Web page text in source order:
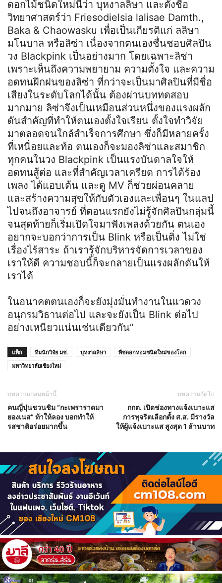
ดอกไม้ชนิดใหม่นี้ว่า บุหงาลลิษา และตั้งชื่อ
วิทยาศาสตร์ว่า Friesodielsia lalisae Damth.,
Baka & Chaowasku เพื่อเป็นเกียรติแก่ ลลิษา
มโนบาล หรือลิซ่า เนื่องจากตนเองชื่นชอบศิลปิน
วง Blackpink เป็นอย่างมาก โดยเฉพาะลิซ่า
เพราะเห็นถึงความพยายาม ความตั้งใจ และความ
อดทนฝึกฝนของลิซ่า ที่กว่าจะเป็นมาศิลปินที่มีชื่อ
เสียงในระดับโลกได้นั้น ต้องผ่านบททดสอบ
มากมาย ลิซ่าจึงเป็นเหมือนส่วนหนึ่งของแรงผลัก
ดันสำคัญที่ทำให้ตนเองตั้งใจเรียน ตั้งใจทำวิจัย
มาตลอดจนใกล้สำเร็จการศึกษา ซึ่งก็มีหลายครั้ง
ที่เหนื่อยและท้อ ตนเองก็จะมองลิซ่าและสมาชิก
ทุกคนในวง Blackpink เป็นแรงบันดาลใจให้
อดทนสู้ต่อ และที่สำคัญเวลาเครียด การได้ร้อง
เพลง ได้แอบเต้น และดู MV ก็ช่วยผ่อนคลาย
และสร้างความสุขให้กับตัวเองและเพื่อนๆ ในแลป
ไปจนถึงอาจารย์ ที่ตอนแรกยังไม่รู้จักศิลปินกลุ่มนี้
จนสุดท้ายก็เริ่มเปิดใจมาฟังเพลงด้วยกัน ตนเอง
อยากจะบอกว่าการเป็น Blink หรือเป็นติ่ง ไม่ใช่
เรื่องไร้สาระ ถ้าเรารู้จักบริหารจัดการเวลาของ
เราให้ดี ความชอบนี้ก็จะกลายเป็นแรงผลักดันให้
เราได้
ในอนาคตตนเองก็จะยังมุ่งมั่นทำงานในแวดวง
อนุกรมวิธานต่อไป และจะยังเป็น Blink ต่อไป
อย่างเหนียวแน่นเช่นเดียวกัน”
แท็ก ทีมนักวิจัย มช. บุหงาลลิษา
พืชดอกหอมชนิดใหม่ของโลก
มหาวิทยาลัยเชียงใหม่
บทความก่อนหน้านี้
คนญี่ปุ่นชวนชิม “กะเพราราดมา
ยองเนส” ท้าให้ลอง บอกทำให้
รสชาติอร่อยมากขึ้น
บทความถัดไป
กกต. เปิดช่องทางแจ้งเบาะแส
การทุจริตเลือกตั้ง ส.ส. มีรางวัล
ให้ผู้แจ้งเบาะแส สูงสุด 1 ล้านบาท